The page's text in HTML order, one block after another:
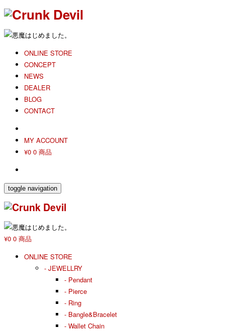
ONLINE STORE
CONCEPT
NEWS
DEALER
BLOG
CONTACT
MY ACCOUNT
¥0 0 商品
toggle navigation
¥0 0 商品
ONLINE STORE
- JEWELLRY
- Pendant
- Pierce
- Ring
- Bangle&Bracelet
- Wallet Chain